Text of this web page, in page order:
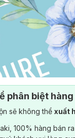
phân biệt
sẽ không thể xuất
100% hàng bán